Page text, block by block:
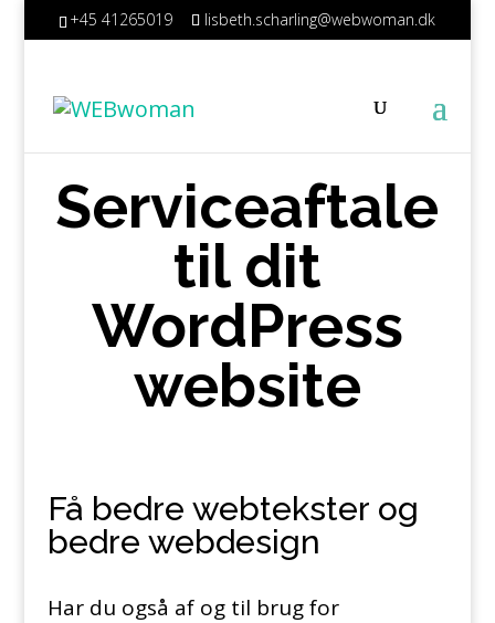
+45 41265019 lisbeth.scharling@webwoman.dk
Serviceaftale
til dit
WordPress
website
Få bedre webtekster og
bedre webdesign
Har du også af og til brug for